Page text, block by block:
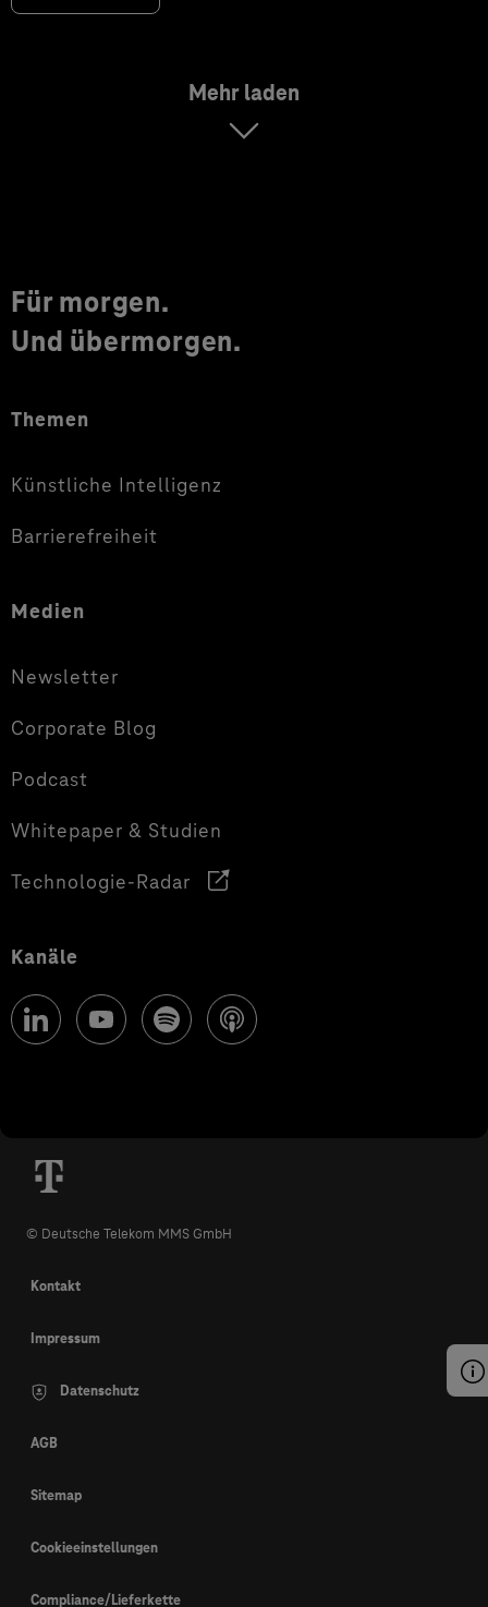
Mehr laden
Für morgen.
Und übermorgen.
Themen
Künstliche Intelligenz
Barrierefreiheit
Medien
Newsletter
Corporate Blog
Podcast
Whitepaper & Studien
Technologie-Radar
Kanäle
© Deutsche Telekom MMS GmbH
Kontakt
Impressum
Datenschutz
AGB
Sitemap
Cookieeinstellungen
Compliance/Lieferkette